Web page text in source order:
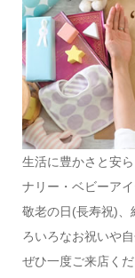
生活に豊かさと安
ナリー・ベビーアイ
敬老の日(長寿祝)、
ろいろなお祝いや
ぜひ一度ご来店くだ